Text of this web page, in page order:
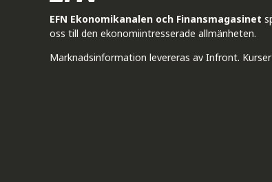
EFN Ekonomikanalen och Finansmagasinet
oss till den ekonomiintresserade allmänheten.
Marknadsinformation levereras av Infront.